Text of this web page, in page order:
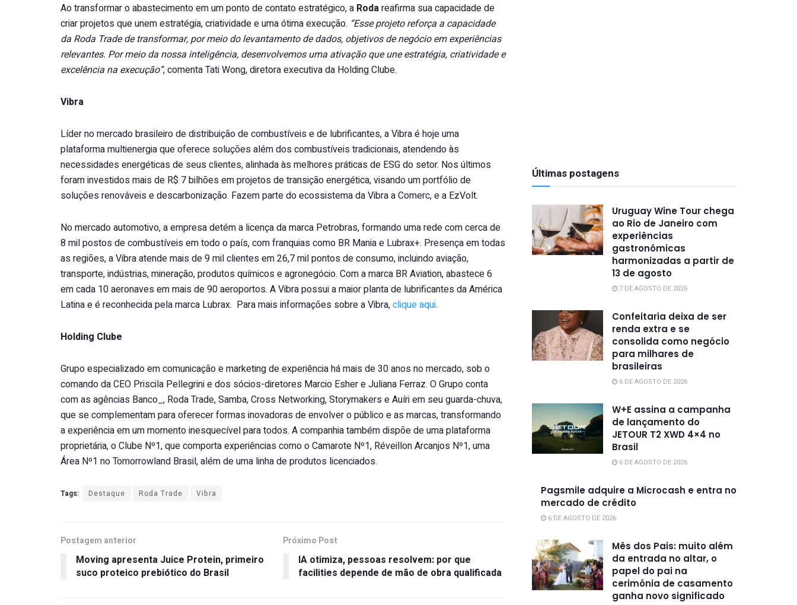
Ao transformar o abastecimento em um ponto de contato estratégico, a Rodareafirma sua capacidade de
criar projetos que unem estratégia, criatividade e uma ótima execução. “Esse projeto reforça a capacidade
da Roda Trade de transformar, por meio do levantamento de dados, objetivos de negócio em experiências
relevantes. Por meio da nossa inteligência, desenvolvemos uma ativação que une estratégia, criatividade e
excelência na execução”, comenta Tati Wong, diretora executiva da Holding Clube.
Vibra
Líder no mercado brasileiro de distribuição de combustíveis e de lubrificantes, a Vibra é hoje uma
plataforma multienergia que oferece soluções além dos combustíveis tradicionais, atendendo às
necessidades energéticas de seus clientes, alinhada às melhores práticas de ESG do setor. Nos últimos
foram investidos mais de R$ 7 bilhões em projetos de transição energética, visando um portfólio de
soluções renováveis e descarbonização. Fazem parte do ecossistema da Vibra a Comerc, e a EzVolt.
No mercado automotivo, a empresa detém a licença da marca Petrobras, formando uma rede com cerca de
8 mil postos de combustíveis em todo o país, com franquias como BR Mania e Lubrax+. Presença em todas
as regiões, a Vibra atende mais de 9 mil clientes em 26,7 mil pontos de consumo, incluindo aviação,
transporte, indústrias, mineração, produtos químicos e agronegócio. Com a marca BR Aviation, abastece 6
em cada 10 aeronaves em mais de 90 aeroportos. A Vibra possui a maior planta de lubrificantes da América
Latina e é reconhecida pela marca Lubrax. Para mais informações sobre a Vibra,clique aqui.
Holding Clube
Grupo especializado em comunicação e marketing de experiência há mais de 30 anos no mercado, sob o
comando da CEO Priscila Pellegrini e dos sócios-diretores Marcio Esher e Juliana Ferraz. O Grupo conta
com as agências Banco_, Roda Trade, Samba, Cross Networking, Storymakers e Auíri em seu guarda-chuva,
que se complementam para oferecer formas inovadoras de envolver o público e as marcas, transformando
a experiência em um momento inesquecível para todos. A companhia também dispõe de uma plataforma
proprietária, o Clube Nº1, que comporta experiências como o Camarote Nº1, Réveillon Arcanjos Nº1, uma
Área Nº1 no Tomorrowland Brasil, além de uma linha de produtos licenciados.
Tags: Destaque Roda Trade Vibra
Postagem anterior
Moving apresenta Juice Protein, primeiro
suco proteico prebiótico do Brasil
Próximo Post
IA otimiza, pessoas resolvem: por que
facilities depende de mão de obra qualificada
Últimas postagens
Uruguay Wine Tour chega
ao Rio de Janeiro com
experiências
gastronômicas
harmonizadas a partir de
13 de agosto
7 DE AGOSTO DE 2026
Confeitaria deixa de ser
renda extra e se
consolida como negócio
para milhares de
brasileiras
6 DE AGOSTO DE 2026
W+E assina a campanha
de lançamento do
JETOUR T2 XWD 4×4 no
Brasil
6 DE AGOSTO DE 2026
Pagsmile adquire a Microcash e entra no
mercado de crédito
6 DE AGOSTO DE 2026
Mês dos Pais: muito além
da entrada no altar, o
papel do pai na
cerimônia de casamento
ganha novo significado